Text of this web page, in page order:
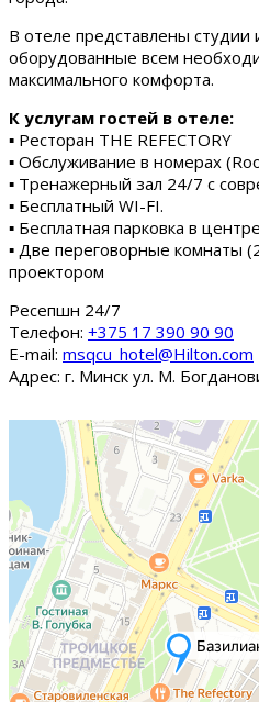
В отеле представлены студии
оборудованные всем
максимального комфорта.
К услугам гостей в отеле:
▪ Ресторан THE REFECTORY
▪ Обслуживание в номерах
▪ Тренажерный зал 24/7 с
▪ Бесплатный WI-FI.
▪ Бесплатная парковка в
▪ Две переговорные комнаты
проектором
Ресепшн 24/7
Tелефон: +375 17 390 90 90
E-mail: msqcu_hotel@Hilton.com
Адрес: г. Минск ул. М.